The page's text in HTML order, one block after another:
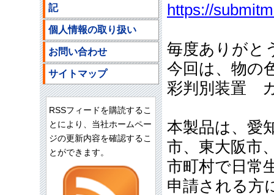
https://
毎度ありがと
今回は、物の
彩判別装置
本製品は、愛
市、東大阪市
市町村で日常
申請される方
記
個人情報の取り扱い
お問い合わせ
サイトマップ
RSSフィードを購読するこ
とにより、当社ホームペー
ジの更新内容を確認するこ
とができます。